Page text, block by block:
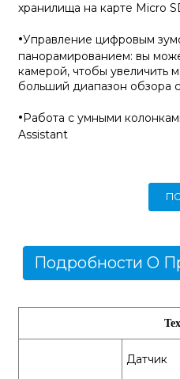
хранилища на карте Micro
·Управление цифровым
панорамированием: вы
камерой, чтобы увеличить
больший диапазон обзора
·Работа с умными
Assistant
Подробности О
Датчик